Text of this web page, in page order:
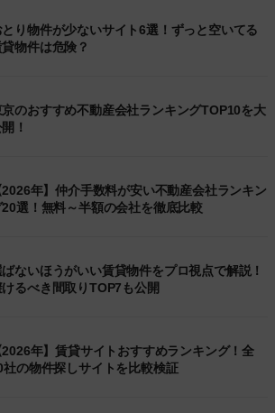
とり物件が少ないサイト6選！ずっと空いてる
物件は危険？
京のおすすめ不動産会社ランキングTOP10を大
！
2026年】仲介手数料が安い不動産会社ランキン
20選！無料～半額の会社を徹底比較
ないほうがいい賃貸物件をプロ視点で解説！
けるべき間取りTOP7も公開
2026年】賃貸サイトおすすめランキング！全
社の物件探しサイトを比較検証